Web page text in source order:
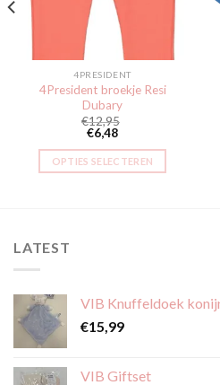
4PRESIDENT
4President broekje Resi
Dubary
€12,95
€6,48
OPTIES SELECTEREN
kan
gekozen
op
LATEST
VIB Knuffeldoek
€15,99
VIB Giftset